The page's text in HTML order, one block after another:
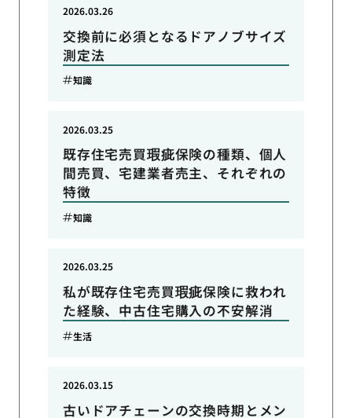
交換前に必須となるドアノブサイズ
測定法
2026.03.26
知識
既存住宅売買瑕疵保険の種類、個人
間売買、宅建業者売主、それぞれの
特徴
2026.03.25
知識
私が既存住宅売買瑕疵保険に救われ
た経験、中古住宅購入の不安解消
2026.03.25
生活
古いドアチェーンの交換時期とメン
2026.03.15